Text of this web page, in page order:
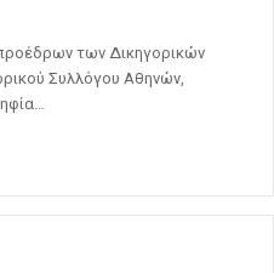
των Δικηγορικών
Συλλόγου Αθηνών,